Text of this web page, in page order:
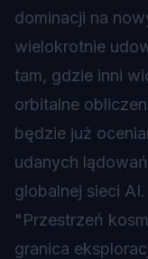
dominacji na
wielokrotnie
tam, gdzie inni
orbitalne
będzie już
udanych
globalnej sieci AI.
"Przestrzeń
granica